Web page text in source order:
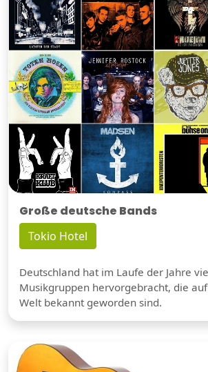
Große deutsche Bands
Tokio Hotel
Deutschland hat im Laufe der Jahre
Musikgruppen hervorgebracht, die
Welt bekannt geworden sind.